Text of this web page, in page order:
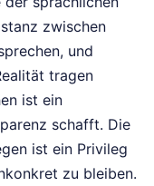
zwischen
und
tragen
ist ein
schafft. Die
ist ein Privileg
zu bleiben.